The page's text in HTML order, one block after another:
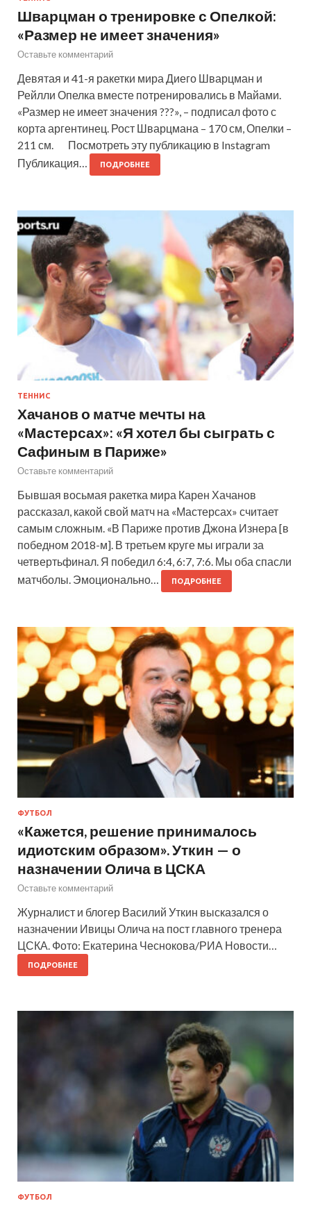
Шварцман о тренировке с Опелкой:
«Размер не имеет значения»
Оставьте комментарий
Девятая и 41-я ракетки мира Диего Шварцман и
Рейлли Опелка вместе потренировались в Майами.
«Размер не имеет значения ???», – подписал фото с
корта аргентинец. Рост Шварцмана – 170 см, Опелки –
211 см. Посмотреть эту публикацию в Instagram
Публикация…
ПОДРОБНЕЕ
ТЕННИС
Хачанов о матче мечты на
«Мастерсах»: «Я хотел бы сыграть с
Сафиным в Париже»
Оставьте комментарий
Бывшая восьмая ракетка мира Карен Хачанов
рассказал, какой свой матч на «Мастерсах» считает
самым сложным. «В Париже против Джона Изнера [в
победном 2018-м]. В третьем круге мы играли за
четвертьфинал. Я победил 6:4, 6:7, 7:6. Мы оба спасли
матчболы. Эмоционально…
ПОДРОБНЕЕ
ФУТБОЛ
«Кажется, решение принималось
идиотским образом». Уткин — о
назначении Олича в ЦСКА
Оставьте комментарий
Журналист и блогер Василий Уткин высказался о
назначении Ивицы Олича на пост главного тренера
ЦСКА. Фото: Екатерина Чеснокова/РИА Новости…
ПОДРОБНЕЕ
ФУТБОЛ